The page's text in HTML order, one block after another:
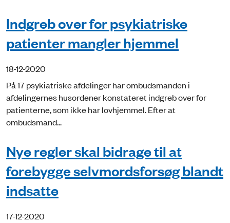
Indgreb over for psykiatriske
patienter mangler hjemmel
18-12-2020
På 17 psykiatriske afdelinger har ombudsmanden i
afdelingernes husordener konstateret indgreb over for
patienterne, som ikke har lovhjemmel. Efter at
ombudsmand...
Nye regler skal bidrage til at
forebygge selvmordsforsøg blandt
indsatte
17-12-2020